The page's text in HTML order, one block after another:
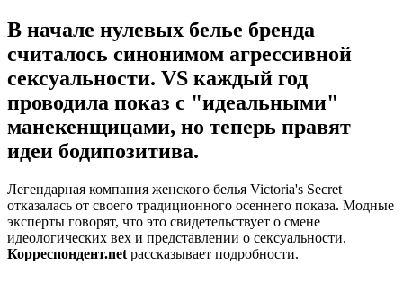
В начале нулевых белье бренда
считалось синонимом агрессивной
сексуальности. VS каждый год
проводила показ с "идеальными"
манекенщицами, но теперь правят
идеи бодипозитива.
Легендарная компания женского белья Victoria's Secret
отказалась от своего традиционного осеннего показа. Модные
эксперты говорят, что это свидетельствует о смене
идеологических вех и представлении о сексуальности.
Корреспондент.net рассказывает подробности.